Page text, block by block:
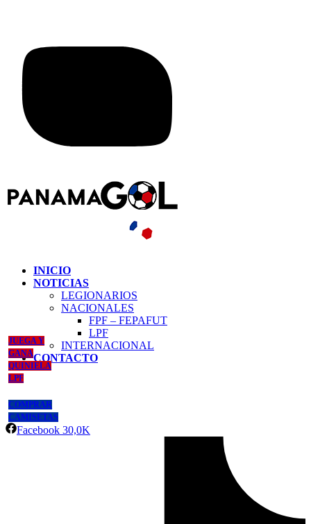
INICIO
NOTICIAS
LEGIONARIOS
NACIONALES
FPF – FEPAFUT
LPF
INTERNACIONAL
CONTACTO
JUEGA Y
GANA
QUINIELA
LPF
COMPRAR
CAMISETAS
Facebook 30,0K